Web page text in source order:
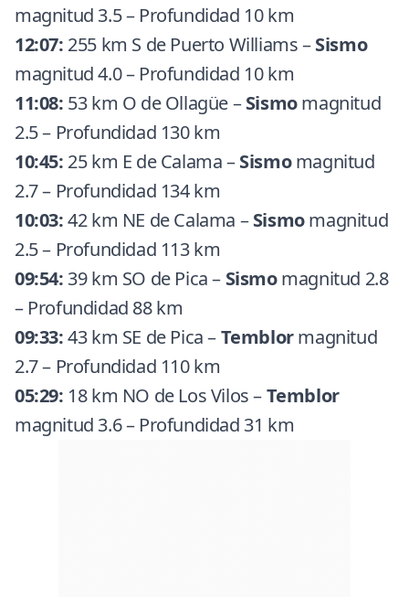
magnitud 3.5 – Profundidad 10 km
12:07: 255 km S de Puerto Williams –Sismo
magnitud 4.0 – Profundidad 10 km
11:08: 53 km O de Ollagüe –Sismomagnitud
2.5 – Profundidad 130 km
10:45: 25 km E de Calama –Sismomagnitud
2.7 – Profundidad 134 km
10:03:42 km NE de Calama –Sismomagnitud
2.5 – Profundidad 113 km
09:54: 39 km SO de Pica – Sismomagnitud 2.8
– Profundidad 88 km
09:33:43 km SE de Pica –Temblormagnitud
2.7 – Profundidad 110 km
05:29: 18 km NO de Los Vilos –Temblor
magnitud 3.6 – Profundidad 31 km